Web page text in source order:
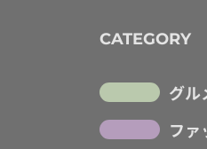
CATEGORY
グル
ファ